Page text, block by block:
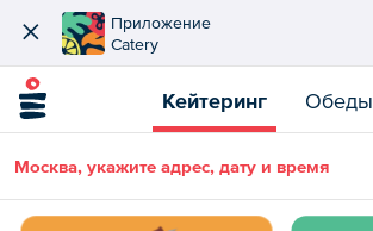
Приложение
Catery
Кейтеринг Обеды
Москва, укажите адрес, дату и время